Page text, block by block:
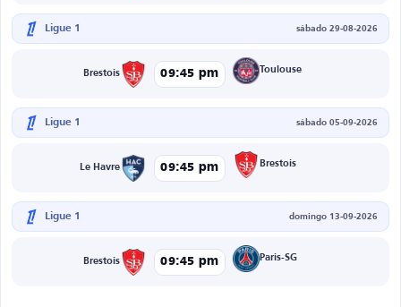
Ligue 1 sábado 29-08-2026
Brestois 09:45 pm Toulouse
Ligue 1 sábado 05-09-2026
Le Havre 09:45 pm Brestois
Ligue 1 domingo 13-09-2026
Brestois 09:45 pm Paris-SG